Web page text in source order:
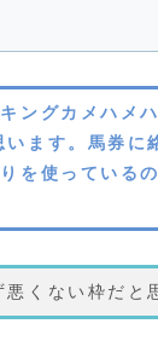
ングカメハメ
います。馬券に
を使っている
くない枠だと